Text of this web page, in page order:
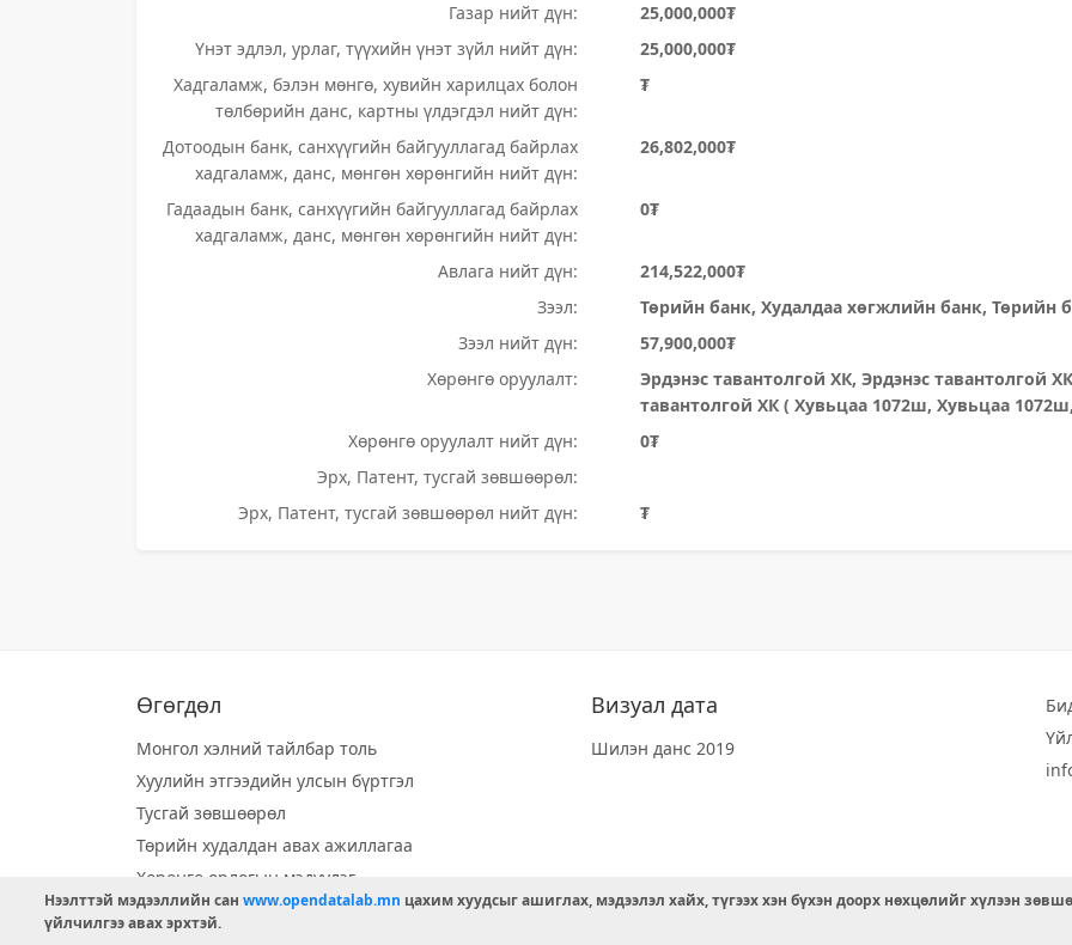
Газар нийт дүн:
25,000,000₮
Үнэт эдлэл, урлаг, түүхийн үнэт зүйл нийт дүн:
25,000,000₮
Хадгаламж, бэлэн мөнгө, хувийн харилцах болон
төлбөрийн данс, картны үлдэгдэл нийт дүн:
₮
Дотоодын банк, санхүүгийн байгууллагад байрлах
хадгаламж, данс, мөнгөн хөрөнгийн нийт дүн:
26,802,000₮
Гадаадын банк, санхүүгийн байгууллагад байрлах
хадгаламж, данс, мөнгөн хөрөнгийн нийт дүн:
0₮
Авлага нийт дүн:
214,522,000₮
Зээл:
Төрийн банк, Худалдаа хөгжлийн банк, Төрийн
Зээл нийт дүн:
57,900,000₮
Хөрөнгө оруулалт:
Эрдэнэс тавантолгой ХК, Эрдэнэс тавантолгой
тавантолгой ХК ( Хувьцаа 1072ш, Хувьцаа
Хөрөнгө оруулалт нийт дүн:
0₮
Эрх, Патент, тусгай зөвшөөрөл:
Эрх, Патент, тусгай зөвшөөрөл нийт дүн:
₮
Өгөгдөл
Монгол хэлний тайлбар толь
Хуулийн этгээдийн улсын бүртгэл
Тусгай зөвшөөрөл
Төрийн худалдан авах ажиллагаа
Хөрөнгө орлогын мэдүүлэг
Орон нутгийн хөгжлийн сан
Визуал дата
Шилэн данс 2019
Нээлттэй мэдээллийн сан www.opendatalab.mn цахим хуудсыг ашиглах, мэдээлэл хайх, түгээх хэн бүхэн доорх нөхцөлийг хүлээн
үйлчилгээ авах эрхтэй.